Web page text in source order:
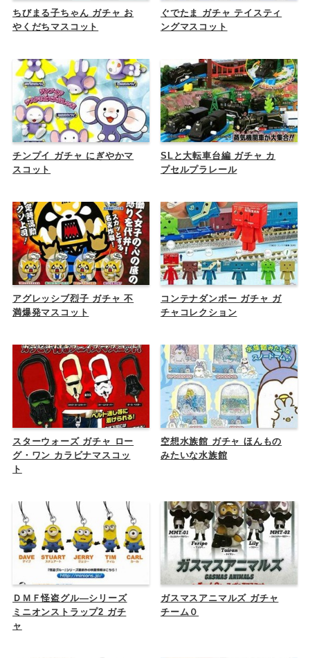
ちびまる子ちゃん ガチャ お
やくだちマスコット
ぐでたま ガチャ テイスティ
ングマスコット
チンプイ ガチャ にぎやかマ
スコット
SLと大転車台編 ガチャ カ
プセルプラレール
アグレッシブ烈子 ガチャ 不
満爆発マスコット
コンテナダンボー ガチャ ガ
チャコレクション
スターウォーズ ガチャ ロー
グ・ワン カラビナマスコッ
ト
空想水族館 ガチャ ほんもの
みたいな水族館
ＤＭＦ怪盗グル―シリーズ
ミニオンストラップ2 ガチ
ャ
ガスマスアニマルズ ガチャ
チーム０